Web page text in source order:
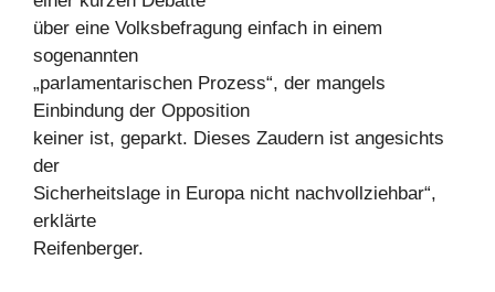
über eine Volksbefragung einfach in einem
sogenannten
„parlamentarischen Prozess“, der mangels
Einbindung der Opposition
keiner ist, geparkt. Dieses Zaudern ist angesichts
der
Sicherheitslage in Europa nicht nachvollziehbar“,
erklärte
Reifenberger.